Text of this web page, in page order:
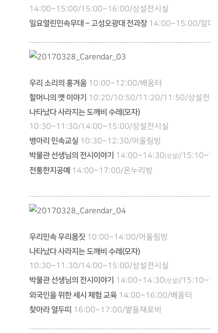
14:00~15:00/15:00~16:00/상설전시실
일요열린민속무대 – 고성오광대 전과장 14:00~15:00/앞마
우리 소리의 흥겨움 10:00~12:00/배움터
할머니의 옛 이야기 10:20/10:50/11:20/11:50/상설전시
나타났다 사라지는 도깨비 수레(모자)
10:30~11:30/14:00~15:00/상설전시실
병아리 민속교실 10:30~12:30/어울림방
박물관 선생님의 전시이야기 14:00~14:30(상설)/
전통한지공예 14:00~17:00/온누리방
우리민속 우리몸짓 10:00~14:00/어울림방
나타났다 사라지는 도깨비 수레(모자)
10:30~11:30/14:00~15:00/상설전시실
박물관 선생님의 전시이야기 14:00~14:30(상설)/
외국인을 위한 세시 체험 교육 14:00~16:00/배움터
찾아라 열두띠 16:00~17:00/볕들재로비